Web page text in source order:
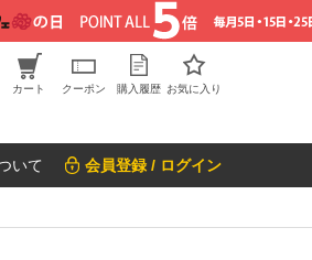
カート クーポン 購入履歴 お気に入り
いて 会員登録 / ログイン